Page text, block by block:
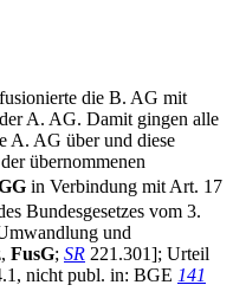
die B. AG mit
A. AG. Damit gingen alle
A. AG über und diese
übernommenen
in Verbindung mit Art. 17
Bundesgesetzes vom 3.
und
FusG; SR 221.301]; Urteil
nicht publ. in: BGE 141